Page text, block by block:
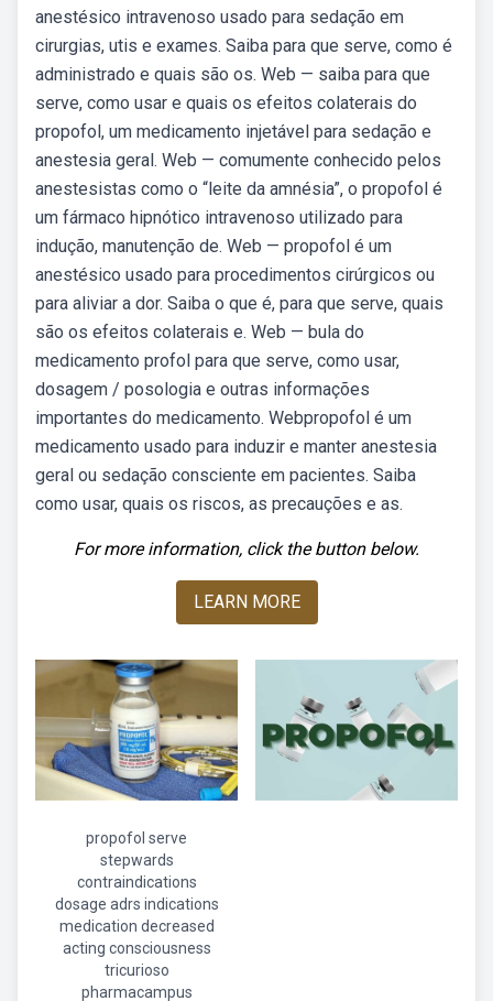
anestésico intravenoso usado para sedação em
cirurgias, utis e exames. Saiba para que serve, como é
administrado e quais são os. Web — saiba para que
serve, como usar e quais os efeitos colaterais do
propofol, um medicamento injetável para sedação e
anestesia geral. Web — comumente conhecido pelos
anestesistas como o “leite da amnésia”, o propofol é
um fármaco hipnótico intravenoso utilizado para
indução, manutenção de. Web — propofol é um
anestésico usado para procedimentos cirúrgicos ou
para aliviar a dor. Saiba o que é, para que serve, quais
são os efeitos colaterais e. Web — bula do
medicamento profol para que serve, como usar,
dosagem / posologia e outras informações
importantes do medicamento. Webpropofol é um
medicamento usado para induzir e manter anestesia
geral ou sedação consciente em pacientes. Saiba
como usar, quais os riscos, as precauções e as.
For more information, click the button below.
LEARN MORE
propofol serve
stepwards
contraindications
dosage adrs indications
medication decreased
acting consciousness
tricurioso
pharmacampus